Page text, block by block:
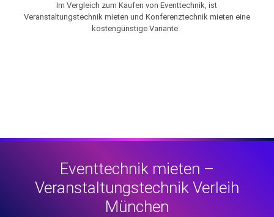
Im Vergleich zum Kaufen von Eventtechnik, ist
Veranstaltungstechnik mieten und Konferenztechnik mieten eine
kostengünstige Variante.
Eventtechnik mieten –
Veranstaltungstechnik Verleih
München